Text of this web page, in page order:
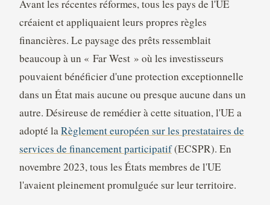
Avant les récentes réformes, tous les pays de l'UE
créaient et appliquaient leurs propres règles
financières. Le paysage des prêts ressemblait
beaucoup à un « Far West » où les investisseurs
pouvaient bénéficier d'une protection exceptionnelle
dans un État mais aucune ou presque aucune dans un
autre. Désireuse de remédier à cette situation, l'UE a
adopté laRèglement européen sur les prestataires de
services de financement participatif(ECSPR). En
novembre 2023, tous les États membres de l'UE
l'avaient pleinement promulguée sur leur territoire.